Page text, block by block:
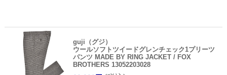
guji（グジ）
ウールソフトツイードグレンチェック1プリーツ
パンツ MADE BY RING JACKET / FOX
BROTHERS 13052203028